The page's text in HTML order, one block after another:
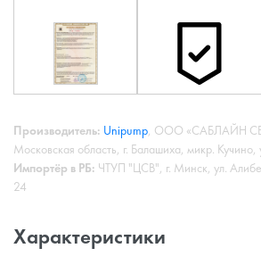
Производитель: Unipump, ООО «САБЛАЙН
Московская область, г. Балашиха, микр. Кучино,
Импортёр в РБ: ЧТУП "ЦСВ", г. Минск, ул.
24
Характеристики